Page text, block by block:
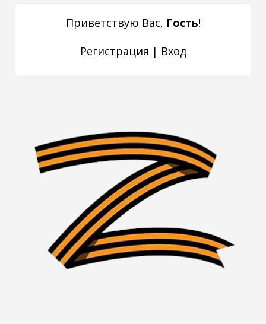
Приветствую Вас, Гость!
Регистрация | Вход